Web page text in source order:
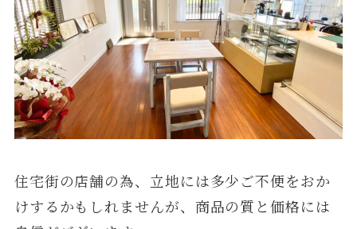
住宅街の店舗の為、立地には多少ご不便をおか
けするかもしれませんが、商品の質と価格には